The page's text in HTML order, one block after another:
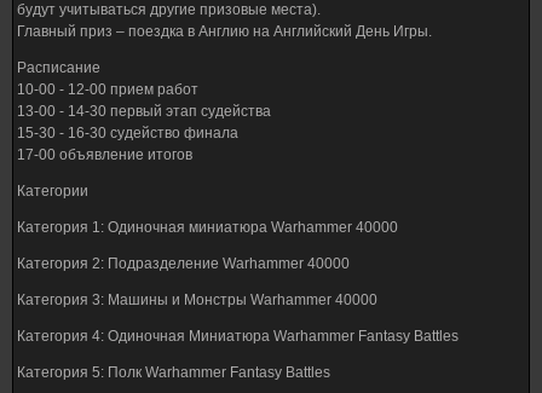
будут учитываться другие призовые места).
Главный приз – поездка в Англию на Английский День Игры.
Расписание
10-00 - 12-00 прием работ
13-00 - 14-30 первый этап судейства
15-30 - 16-30 судейство финала
17-00 объявление итогов
Категории
Категория 1: Одиночная миниатюра Warhammer 40000
Категория 2: Подразделение Warhammer 40000
Категория 3: Машины и Монстры Warhammer 40000
Категория 4: Одиночная Миниатюра Warhammer Fantasy Battles
Категория 5: Полк Warhammer Fantasy Battles